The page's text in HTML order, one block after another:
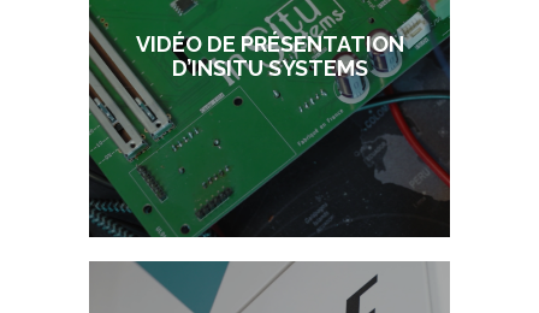
VIDÉO DE PRÉSENTATION
D’INSITU SYSTEMS